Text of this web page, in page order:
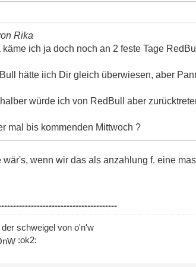
Rika
käme ich ja doch noch an 2 feste Tage
hätte iich Dir gleich überwiesen, aber
würde ich von RedBull aber
mal bis kommenden Mittwoch ?
wär's, wenn wir das als anzahlung f. eine
schweigel von o'n'w
:ok2: